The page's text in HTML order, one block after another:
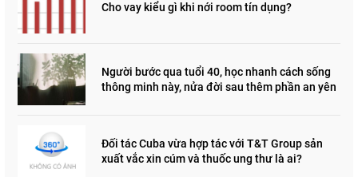
Cho vay kiểu gì khi nới room tín dụng?
Người bước qua tuổi 40, học nhanh cách sống
thông minh này, nửa đời sau thêm phần an yên
Đối tác Cuba vừa hợp tác với T&T Group sản
xuất vắc xin cúm và thuốc ung thư là ai?